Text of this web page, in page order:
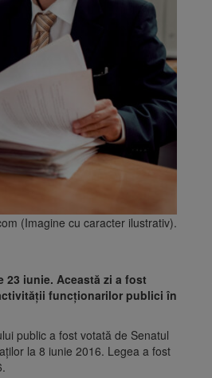
(Imagine cu caracter ilustrativ).
iunie. Această zi a fost
funcționarilor publici în
public a fost votată de Senatul
la 8 iunie 2016. Legea a fost